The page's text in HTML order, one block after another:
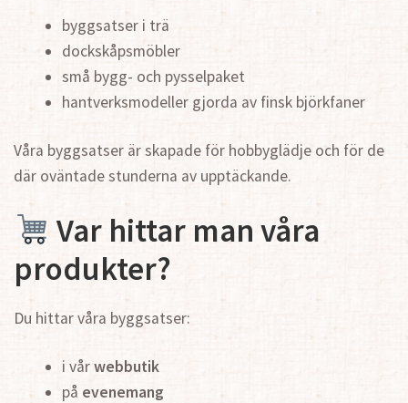
byggsatser i trä
dockskåpsmöbler
små bygg- och pysselpaket
hantverksmodeller gjorda av finsk björkfaner
Våra byggsatser är skapade för hobbyglädje och för de
där oväntade stunderna av upptäckande.
Var hittar man våra
produkter?
Du hittar våra byggsatser:
i vårwebbutik
på evenemang